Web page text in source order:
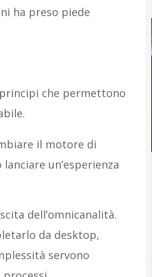
ha preso piede
che permettono
il motore di
un’esperienza
dell’omnicanalità.
da desktop,
servono